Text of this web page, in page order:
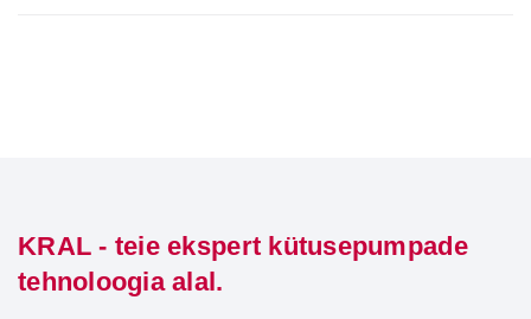
KRAL - teie ekspert kütusepumpade
tehnoloogia alal.